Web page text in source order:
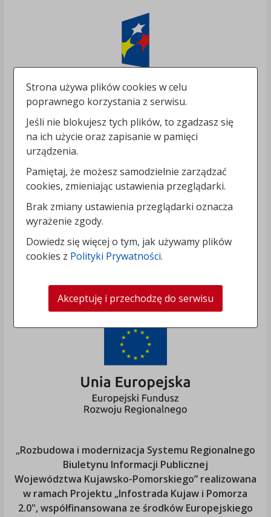
„Rozbudowa i modernizacja Systemu Regionalnego
Biuletynu Informacji Publicznej
Województwa Kujawsko-Pomorskiego” realizowana
w ramach Projektu „Infostrada Kujaw i Pomorza
2.0", współfinansowana ze środków Europejskiego
Strona używa plików cookies w celu
poprawnego korzystania z serwisu.
Jeśli nie blokujesz tych plików, to zgadzasz się
na ich użycie oraz zapisanie w pamięci
urządzenia.
Pamiętaj, że możesz samodzielnie zarządzać
cookies, zmieniając ustawienia przeglądarki.
Brak zmiany ustawienia przeglądarki oznacza
wyrażenie zgody.
Dowiedz się więcej o tym, jak używamy plików
cookies z Polityki Prywatności.
Akceptuję i przechodzę do serwisu